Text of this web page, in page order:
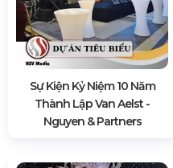
Sự Kiện Kỷ Niệm 10 Năm
Thành Lập Van Aelst -
Nguyen & Partners